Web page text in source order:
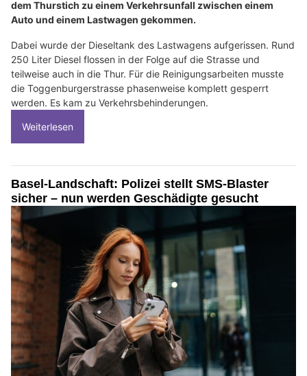
dem Thurstich zu einem Verkehrsunfall zwischen einem
Auto und einem Lastwagen gekommen.
Dabei wurde der Dieseltank des Lastwagens aufgerissen. Rund
250 Liter Diesel flossen in der Folge auf die Strasse und
teilweise auch in die Thur. Für die Reinigungsarbeiten musste
die Toggenburgerstrasse phasenweise komplett gesperrt
werden. Es kam zu Verkehrsbehinderungen.
Weiterlesen
Basel-Landschaft: Polizei stellt SMS-Blaster
sicher – nun werden Geschädigte gesucht